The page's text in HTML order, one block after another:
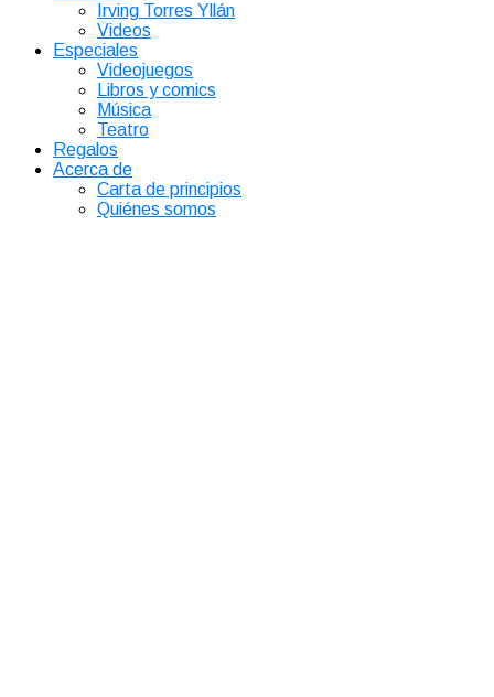
Irving Torres Yllán
Videos
Especiales
Videojuegos
Libros y comics
Música
Teatro
Regalos
Acerca de
Carta de principios
Quiénes somos